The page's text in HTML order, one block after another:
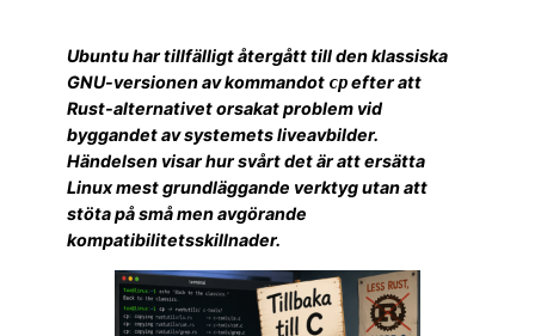
Ubuntu har tillfälligt återgått till den klassiska
GNU-versionen av kommandot cpefter att
Rust-alternativet orsakat problem vid
byggandet av systemets liveavbilder.
Händelsen visar hur svårt det är att ersätta
Linux mest grundläggande verktyg utan att
stöta på små men avgörande
kompatibilitetsskillnader.